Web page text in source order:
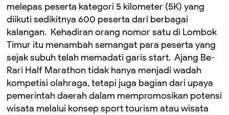
melepas peserta kategori 5 kilometer (5K) yang
diikuti sedikitnya 600 peserta dari berbagai
kalangan. ‎ ‎Kehadiran orang nomor satu di Lombok
Timur itu menambah semangat para peserta yang
sejak subuh telah memadati garis start. ‎ ‎Ajang Be-
Rari Half Marathon tidak hanya menjadi wadah
kompetisi olahraga, tetapi juga bagian dari upaya
pemerintah daerah dalam mempromosikan potensi
wisata melalui konsep sport tourism atau wisata